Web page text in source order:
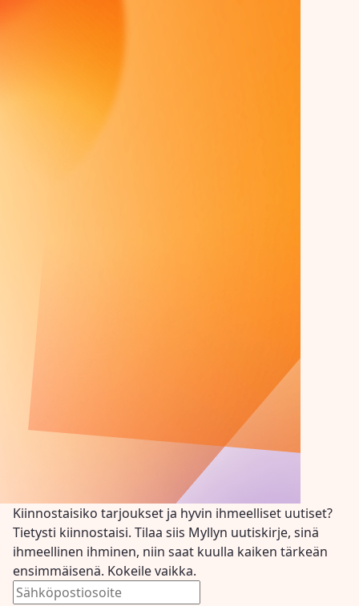
Kiinnostaisiko tarjoukset ja hyvin ihmeelliset uutiset?
Tietysti kiinnostaisi. Tilaa siis Myllyn uutiskirje, sinä
ihmeellinen ihminen, niin saat kuulla kaiken tärkeän
ensimmäisenä. Kokeile vaikka.